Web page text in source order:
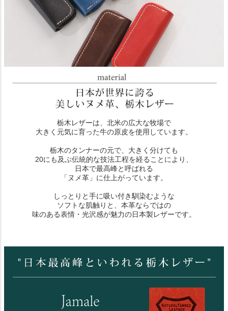
栃木レザーは、北米の広大な牧場で
大きく元気に育った牛の原皮を使用しています。
栃木のタンナーの元で、大きく分けても
20にも及ぶ伝統的な技法工程を経ることにより、
日本で最高峰と呼ばれる
「ヌメ革」に仕上がっています。
しっとりと手に吸い付き馴染むような
ソフトな肌触りと、本革ならではの
味のある表情・光沢感が魅力の日本製レザーです。